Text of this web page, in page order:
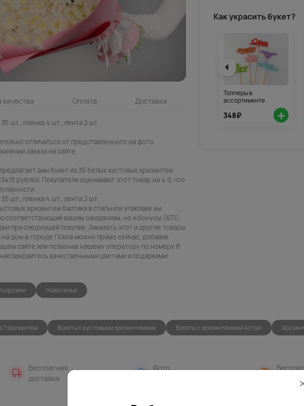
Гарантия качества Оплата Доставка
шт., пленка 4 шт., лента 2 шт.
отличаться от представленного на фото.
заказа на сайте.
вам букет из 35 белых кустовых хризантем
рублей. Покупатели оценивают этот товар на 4.9, что
шт., пленка 4 шт., лента 2 шт.
хризантем балтика в стильной упаковке вы
соответствующий вашим ожиданиям, но и бонусы (671),
при следующей покупке. Заказать этот и другие товары
на дом в городе Псков можно прямо сейчас, добавив
сайте или позвонив нашему оператору по номеру 8
качественными цветами и подарками!
Как украсить букет?
Топперы в
ассортименте
348₽ +
Новоселье
7 хризантем Букеты с кустовыми хризантемами Букеты с хризантемами Алтай
Бесплатная
доставка
Фото